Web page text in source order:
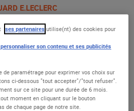
E.LECLERC
ses partenaires utilise(nt) des cookies pour
son contenu et ses publicités
de paramétrage pour exprimer vos choix sur
ci-dessous "tout accepter"/"tout refuser".
sur ce site pour une durée de 6 mois.
moment en cliquant sur le bouton
de chaque page de notre site.